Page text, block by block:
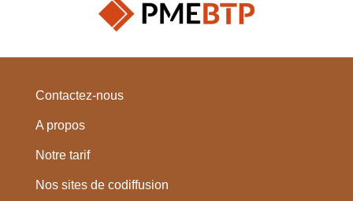
Contactez-nous
A propos
Notre tarif
Nos sites de codiffusion